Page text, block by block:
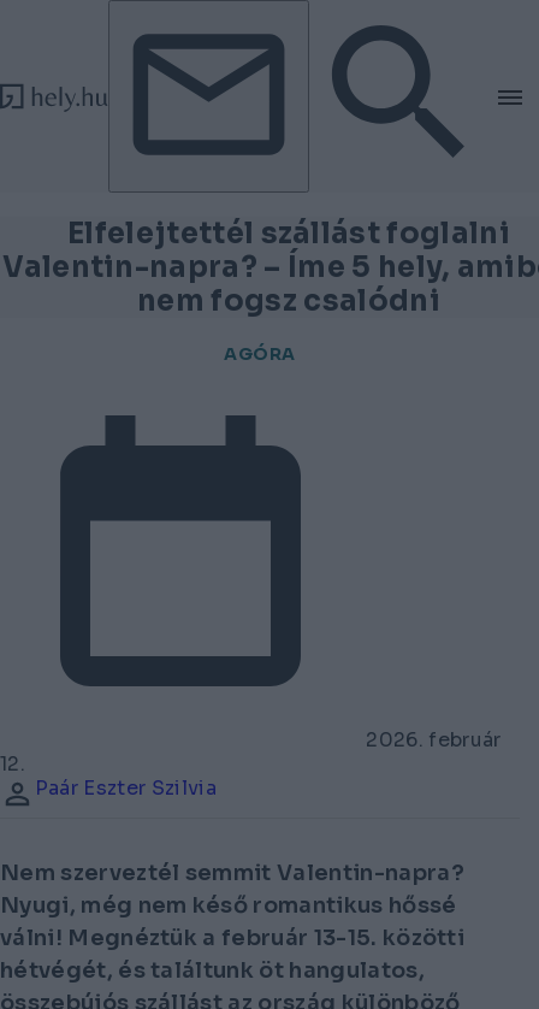
Tovább a tartalomhoz
Tovább a lábléchez
Elfelejtettél szállást foglalni
Valentin-napra? – Íme 5 hely,
nem fogsz csalódni
AGÓRA
2026. február
12.
Paár Eszter Szilvia
Nem szerveztél semmit Valentin-napra?
Nyugi, még nem késő romantikus hőssé
válni! Megnéztük a február 13-15. közötti
hétvégét, és találtunk öt hangulatos,
összebújós szállást az ország különböző